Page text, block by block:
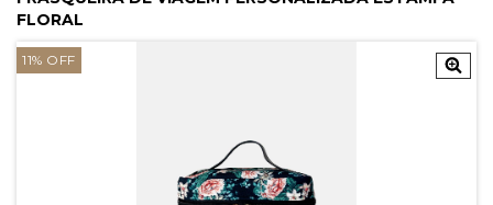
FLORAL
11% OFF